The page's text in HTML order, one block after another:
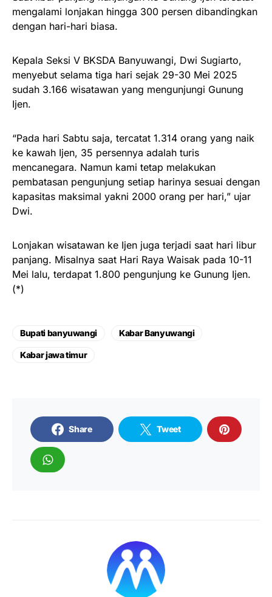
mengalami lonjakan hingga 300 persen dibandingkan
dengan hari-hari biasa.
Kepala Seksi V BKSDA Banyuwangi, Dwi Sugiarto,
menyebut selama tiga hari sejak 29-30 Mei 2025
sudah 3.166 wisatawan yang mengunjungi Gunung
Ijen.
“Pada hari Sabtu saja, tercatat 1.314 orang yang naik
ke kawah Ijen, 35 persennya adalah turis
mencanegara. Namun kami tetap melakukan
pembatasan pengunjung setiap harinya sesuai dengan
kapasitas maksimal yakni 2000 orang per hari,” ujar
Dwi.
Lonjakan wisatawan ke Ijen juga terjadi saat hari libur
panjang. Misalnya saat Hari Raya Waisak pada 10-11
Mei lalu, terdapat 1.800 pengunjung ke Gunung Ijen.
(*)
Bupati banyuwangi Kabar Banyuwangi
Kabar jawa timur
Share Tweet